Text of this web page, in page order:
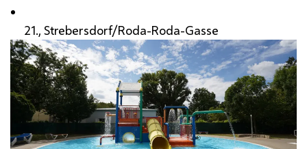
21., Strebersdorf/Roda-Roda-Gasse